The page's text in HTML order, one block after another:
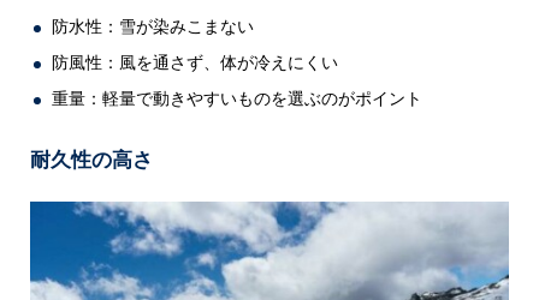
防水性：雪が染みこまない
防風性：風を通さず、体が冷えにくい
重量：軽量で動きやすいものを選ぶのがポイント
耐久性の高さ